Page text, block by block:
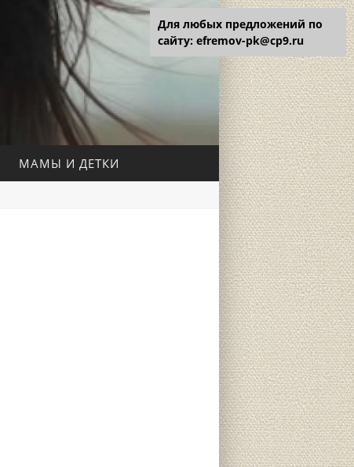
МАМЫ И ДЕТКИ
Для любых предложений по
сайту: efremov-pk@cp9.ru